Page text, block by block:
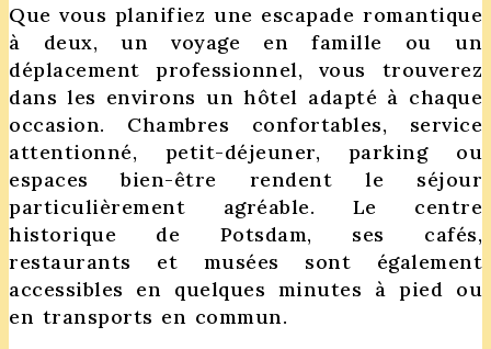
Que vous planifiez une escapade romantique
à deux, un voyage en famille ou un
déplacement professionnel, vous trouverez
dans les environs un hôtel adapté à chaque
occasion. Chambres confortables, service
attentionné, petit-déjeuner, parking ou
espaces bien-être rendent le séjour
particulièrement agréable. Le centre
historique de Potsdam, ses cafés,
restaurants et musées sont également
accessibles en quelques minutes à pied ou
en transports en commun.